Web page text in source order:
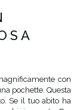
con
pochette. Questa
Se il tuo abito ha